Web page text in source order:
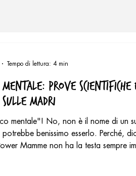
Mentale: Prove Scientifiche
Madri
mentale"! No, non è il nome di un
benissimo esserlo. Perché,
Mamme non ha la testa sempre
Tempo di lettura: 4 min